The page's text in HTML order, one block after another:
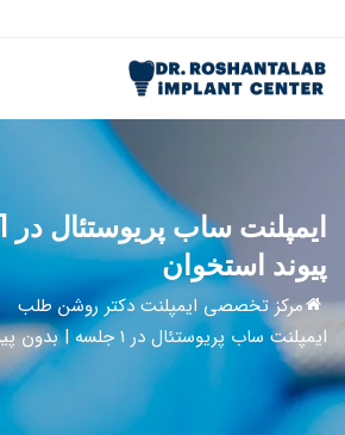
پیوند استخوان
مرکز تخصصی ایمپلنت دکتر روشن طلب
ایمپلنت ساب پریوستئال در 1 جلسه | بدون پیوند استخوان